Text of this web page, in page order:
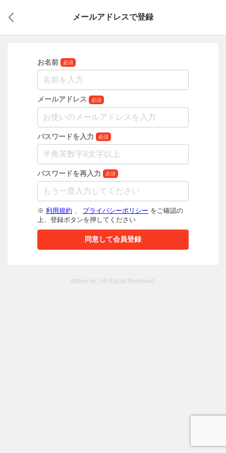
メールアドレスで登録
お名前 必須
メールアドレス 必須
パスワードを入力 必須
パスワードを再入力 必須
※ 利用規約 、 プライバシーポリシー をご確認の
上、登録ボタンを押してください
@favy inc. All Rights Reserved.